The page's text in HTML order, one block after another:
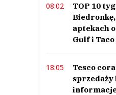
08:02
TOP 10
aptekach
Gulf i
18:05
Tesco
sprzedaży